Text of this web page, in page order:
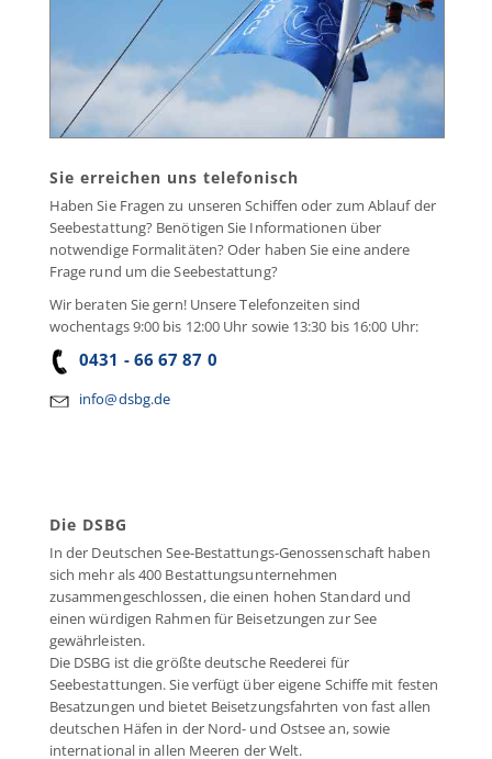
Sie erreichen uns telefonisch
Haben Sie Fragen zu unseren Schiffen oder zum Ablauf der
Seebestattung? Benötigen Sie Informationen über
notwendige Formalitäten? Oder haben Sie eine andere
Frage rund um die Seebestattung?
Wir beraten Sie gern! Unsere Telefonzeiten sind
wochentags 9:00 bis 12:00 Uhr sowie 13:30 bis 16:00 Uhr:
0431 - 66 67 87 0
info@dsbg.de
Die DSBG
In der Deutschen See-Bestattungs-Genossenschaft haben
sich mehr als 400 Bestattungsunternehmen
zusammengeschlossen, die einen hohen Standard und
einen würdigen Rahmen für Beisetzungen zur See
gewährleisten.
Die DSBG ist die größte deutsche Reederei für
Seebestattungen. Sie verfügt über eigene Schiffe mit festen
Besatzungen und bietet Beisetzungsfahrten von fast allen
deutschen Häfen in der Nord- und Ostsee an, sowie
international in allen Meeren der Welt.